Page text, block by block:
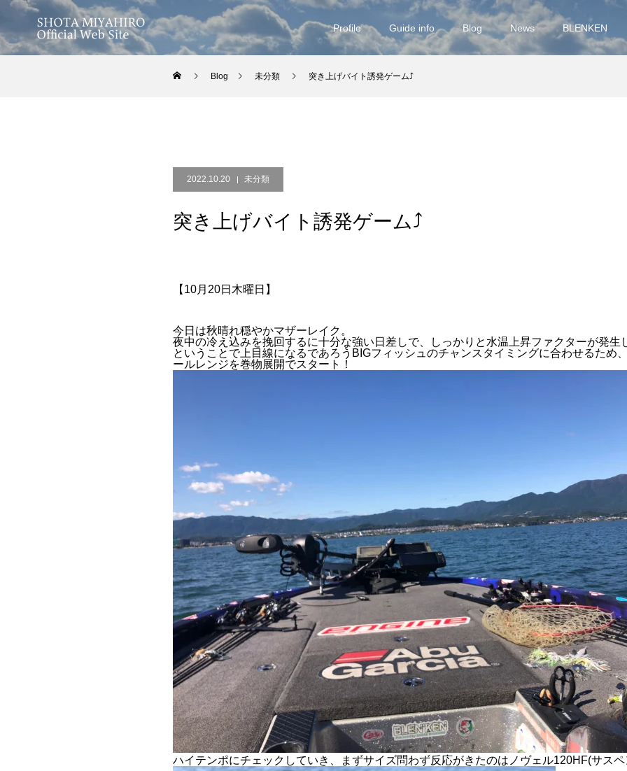
Profile Guide info Blog News BLENKEN
Blog 未分類 突き上げバイト誘発ゲーム⤴︎
2022.10.20 未分類
突き上げバイト誘発ゲーム⤴︎
【10月20日木曜日】
今日は秋晴れ穏やかマザーレイク。
夜中の冷え込みを挽回するに十分な強い日差しで、しっかりと水温上昇ファクターが発生
ということで上目線になるであろうBIGフィッシュのチャンスタイミングに合わせるため
ールレンジを巻物展開でスタート！
ハイテンポにチェックしていき、まずサイズ問わず反応がきたのはノヴェル120HF(サス